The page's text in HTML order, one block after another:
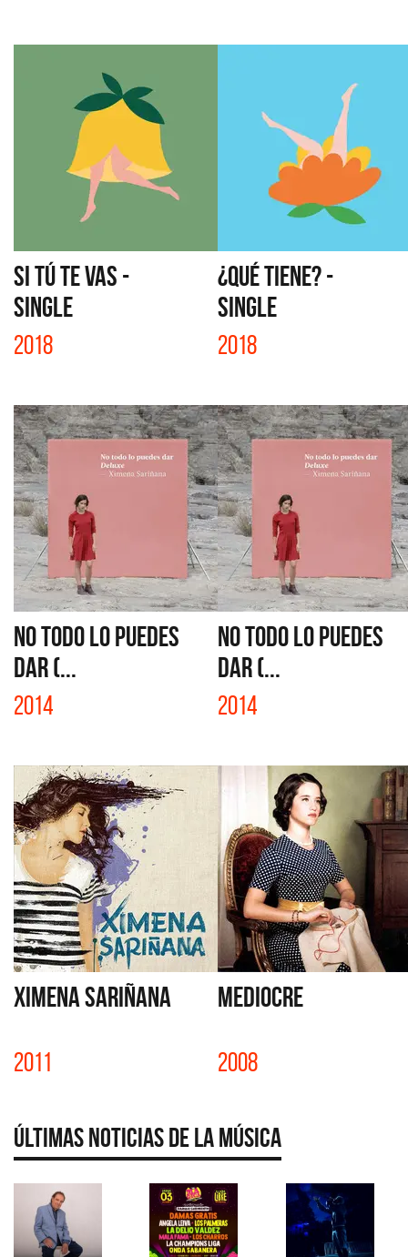
SI TÚ TE VAS -
SINGLE
2018
¿QUÉ TIENE? -
SINGLE
2018
NO TODO LO PUEDES
DAR (...
2014
NO TODO LO PUEDES
DAR (...
2014
XIMENA SARIÑANA
2011
MEDIOCRE
2008
Últimas Noticias de la Música